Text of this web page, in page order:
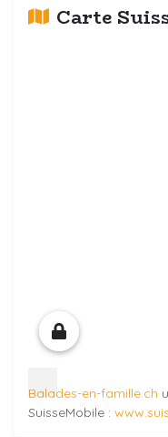
Carte
Balades-en-famille.ch
SuisseMobile :